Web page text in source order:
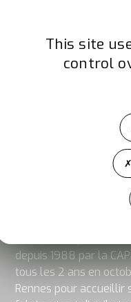
depuis 1988 par la
tous les 2 ans en
Rennes pour accueillir
This site
control